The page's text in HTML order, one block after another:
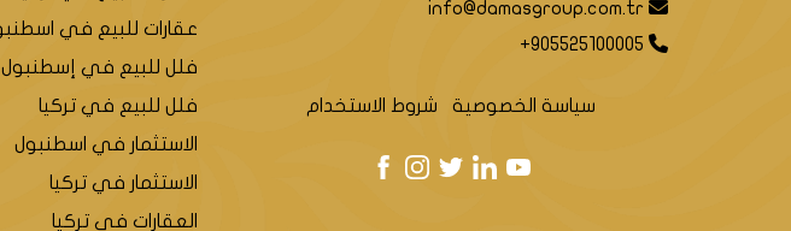
منطقة سنجاك تبه هي منطقة متطورة ومتنوعة تقع في
الاستراتيجي وبنيتها التحتية الحديثة ومشاريعها
من وسائل المواصلات المتاحة، والتي تشمل:
info@damasgroup.com.tr
+905525100005
سياسة الخصوصية شروط الاستخدام
عقارات للبيع في
فلل للبيع في إسطنبول
فلل للبيع في تركيا
الاستثمار في اسطنبول
الاستثمار في تركيا
العقارات في تركيا